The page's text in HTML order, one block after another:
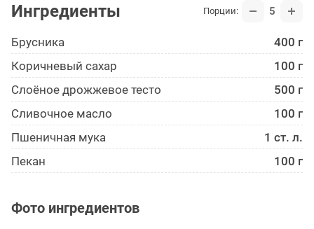
Ингредиенты Порции: 5
Брусника
400 г
Коричневый сахар
100 г
Слоёное дрожжевое тесто
500 г
Сливочное масло
100 г
Пшеничная мука
1 ст. л.
Пекан
100 г
Фото ингредиентов